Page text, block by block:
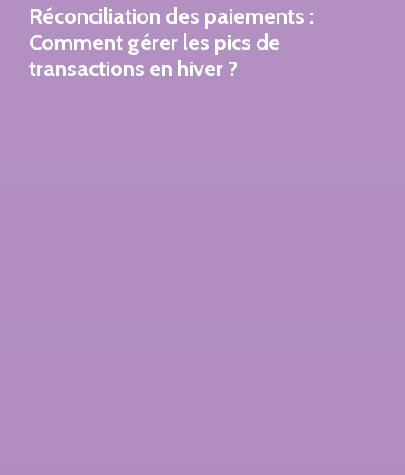
Réconciliation des paiements :
Comment gérer les pics de
transactions en hiver ?